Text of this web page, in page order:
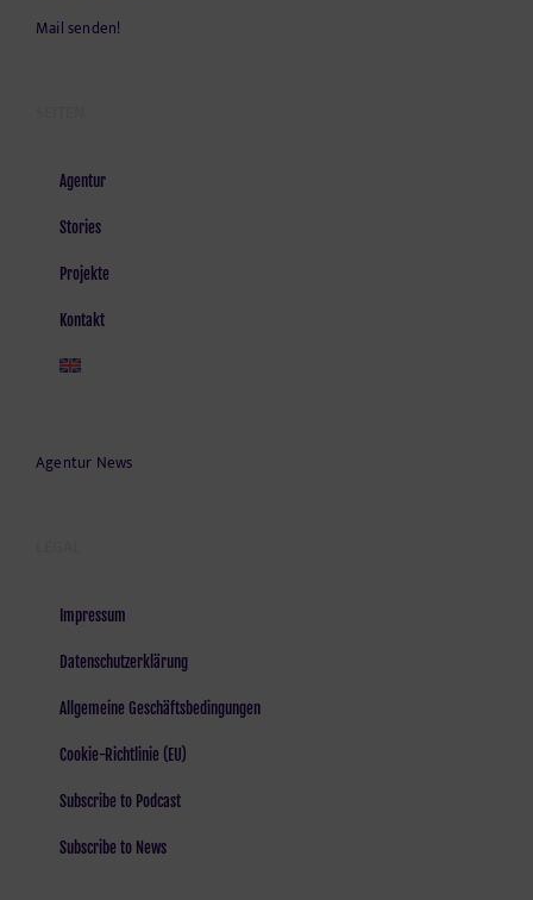
Mail senden!
Agentur
Stories
Projekte
Kontakt
Agentur News
Impressum
Datenschutzerklärung
Allgemeine Geschäftsbedingungen
Cookie-Richtlinie (EU)
Subscribe to Podcast
Subscribe to News